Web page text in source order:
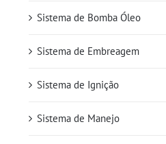
Sistema de Bomba Óleo
Sistema de Embreagem
Sistema de Ignição
Sistema de Manejo